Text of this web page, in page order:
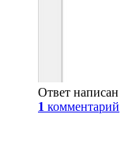
Ответ написан
1 комментарий